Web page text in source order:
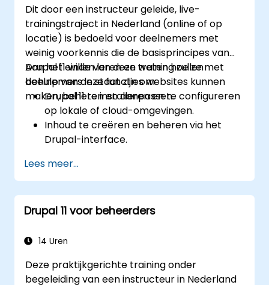
Dit door een instructeur geleide, live-
trainingstraject in Nederland (online of op
locatie) is bedoeld voor deelnemers met
weinig voorkennis die de basisprincipes van
Drupal 11 willen leren en weten hoe ze met
behulp van deze functies websites kunnen
maken, beheren en aanpassen.
Aan het einde van deze training zullen
deelnemers in staat zijn om:
Drupal 11 te installeren en te configureren
op lokale of cloud-omgevingen.
Inhoud te creëren en beheren via het
Drupal-interface.
met behulp van thema’s.
Websitefunctionaliteit uit te breiden door
middel van modules en plugins.
Gebruikersrollen, toegangsrechten en
begrijpen.
implementeren en te onderhouden.
Lees meer...
Drupal 11 voor beheerders
14 Uren
Deze praktijkgerichte training onder
begeleiding van een instructeur in Nederland